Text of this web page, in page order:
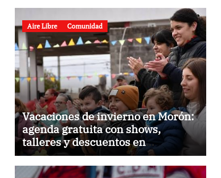
Aire Libre Comunidad
Vacaciones de invierno en Morón:
agenda gratuita con shows,
talleres y descuentos en
gastronomía